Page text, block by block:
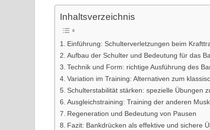
Inhaltsverzeichnis
Einführung: Schulterverletzungen beim
Aufbau der Schulter und Bedeutung für das
Technik und Form: richtige Ausführung des
Variation im Training: Alternativen zum
Schulterstabilität stärken: spezielle Übungen
Ausgleichstraining: Training der anderen
Regeneration und Bedeutung von Pausen
Fazit: Bankdrücken als effektive und sichere